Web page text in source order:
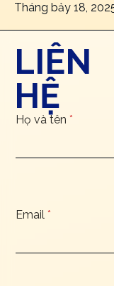
Tháng bảy 18,
LIÊN
HỆ
Họ và tên *
Email *